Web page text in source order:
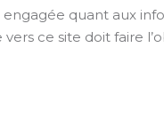
engagée quant aux
ce site doit faire